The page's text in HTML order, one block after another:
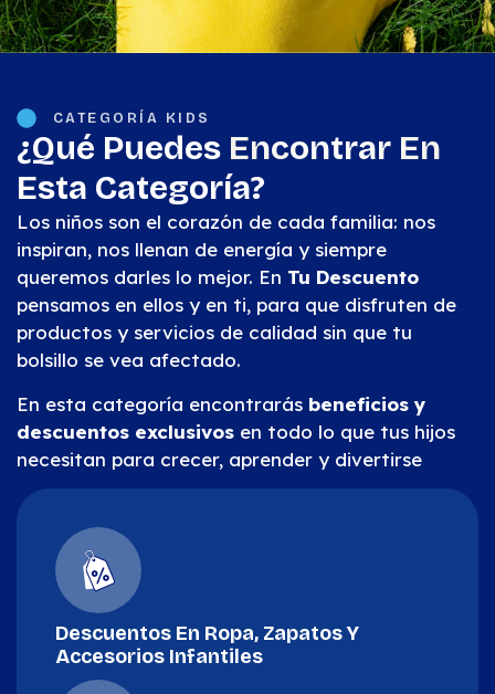
CATEGORÍA KIDS
¿Qué Puedes Encontrar En
Esta Categoría?
Los niños son el corazón de cada familia: nos
inspiran, nos llenan de energía y siempre
queremos darles lo mejor. En Tu Descuento
pensamos en ellos y en ti, para que disfruten de
productos y servicios de calidad sin que tu
bolsillo se vea afectado.
En esta categoría encontrarás beneficios y
descuentos exclusivos en todo lo que tus hijos
necesitan para crecer, aprender y divertirse
Descuentos En Ropa, Zapatos Y
Accesorios Infantiles